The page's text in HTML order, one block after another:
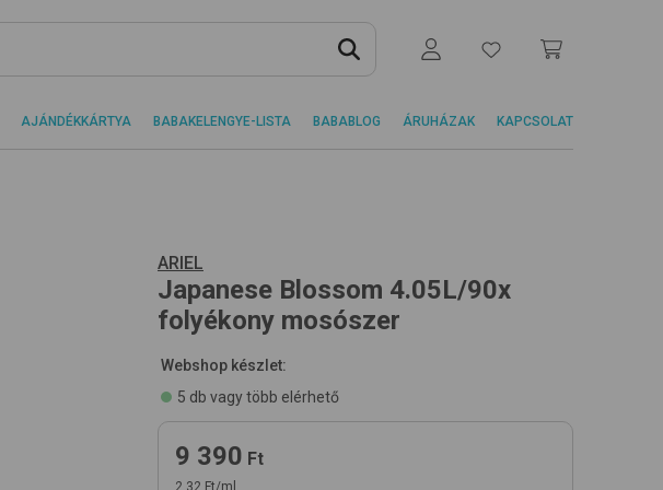
AJÁNDÉKKÁRTYA BABAKELENGYE-LISTA BABABLOG ÁRUHÁZAK KAPCSOLAT
ARIEL
Japanese Blossom 4.05L/90x
folyékony mosószer
Webshop készlet:
5 db vagy több elérhető
9 390 Ft
2,32 Ft/ml